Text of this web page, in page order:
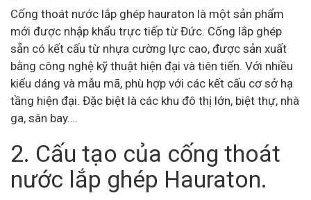
Cống thoát nước lắp ghép hauraton là một sản phẩm
mới được nhập khẩu trực tiếp từ Đức. Cống lắp ghép
sẵn có kết cấu từ nhựa cường lực cao, được sản xuất
bằng công nghệ kỹ thuật hiện đại và tiên tiến. Với nhiều
kiểu dáng và mẫu mã, phù hợp với các kết cấu cơ sở hạ
tầng hiện đại. Đặc biệt là các khu đô thị lớn, biệt thự, nhà
ga, sân bay….
2. Cấu tạo của cống thoát
nước lắp ghép Hauraton.